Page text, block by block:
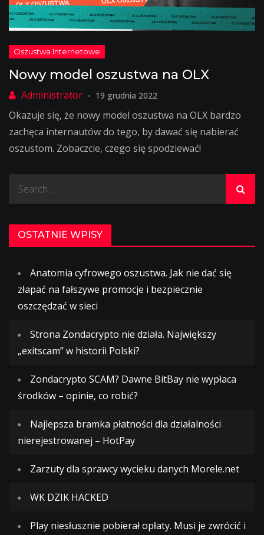
Nowy model oszustwa na OLX
19 grudnia 2022
Okazuje się, że nowy model oszustwa na OLX bardzo
zachęca internautów do tego, by dawać się nabierać
oszustom. Zobaczcie, czego się spodziewać!
OSTATNIE WPISY
Anatomia cyfrowego oszustwa. Jak nie dać się
złapać na fałszywe promocje i bezpiecznie
oszczędzać w sieci
Strona Zondacrypto nie działa. Największy
„exitscam” w historii Polski?
Zondacrypto SCAM? Dawne BitBay nie wypłaca
środków – opinie, co robić?
Najlepsza bramka płatności dla działalności
nierejestrowanej – HotPay
Zarzuty dla sprawcy wycieku danych Morele.net
WK DZIK HACKED
Play niesłusznie pobierał opłaty. Musi je zwrócić i